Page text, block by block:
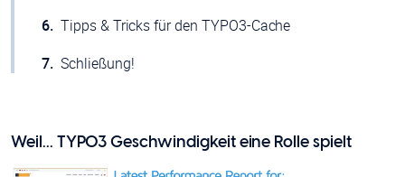
Tipps & Tricks für den TYPO3-Cache
Schließung!
Weil... TYPO3 Geschwindigkeit eine Rolle spielt